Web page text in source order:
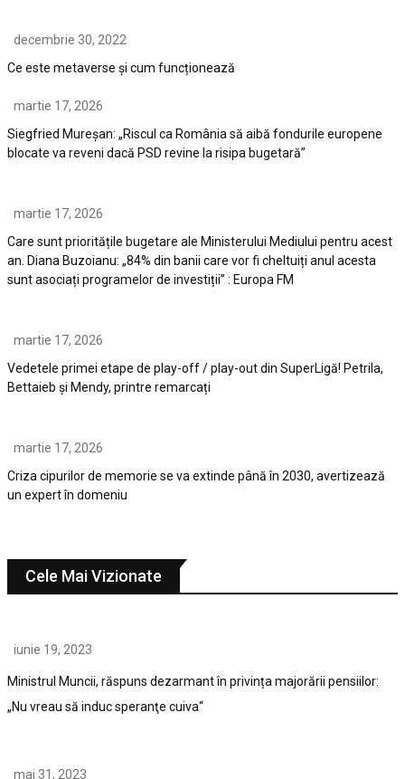
decembrie 30, 2022
Ce este metaverse și cum funcționează
martie 17, 2026
Siegfried Mureșan: „Riscul ca România să aibă fondurile europene
blocate va reveni dacă PSD revine la risipa bugetară”
martie 17, 2026
Care sunt prioritățile bugetare ale Ministerului Mediului pentru acest
an. Diana Buzoianu: „84% din banii care vor fi cheltuiți anul acesta
sunt asociați programelor de investiții” : Europa FM
martie 17, 2026
Vedetele primei etape de play-off / play-out din SuperLigă! Petrila,
Bettaieb și Mendy, printre remarcați
martie 17, 2026
Criza cipurilor de memorie se va extinde până în 2030, avertizează
un expert în domeniu
Cele Mai Vizionate
iunie 19, 2023
Ministrul Muncii, răspuns dezarmant în privința majorării pensiilor:
„Nu vreau să induc speranţe cuiva“
mai 31, 2023